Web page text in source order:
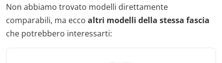
Non abbiamo trovato modelli direttamente
comparabili, ma ecco altri modelli della stessa fascia
che potrebbero interessarti: